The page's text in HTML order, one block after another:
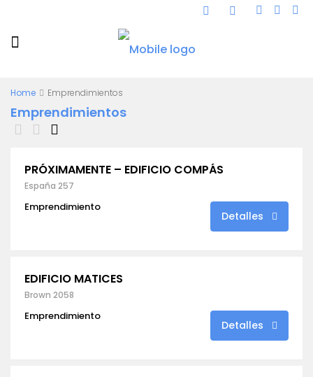
Home Emprendimientos
Emprendimientos
PRÓXIMAMENTE – EDIFICIO COMPÁS
España 257
Emprendimiento
Detalles
EDIFICIO MATICES
Brown 2058
Emprendimiento
Detalles